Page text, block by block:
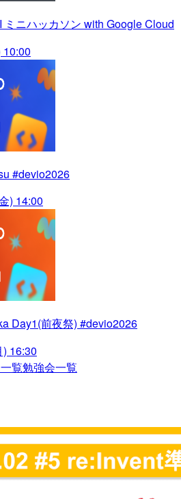
ミニハッカソン with Google Cloud
#devio2026
) 14:00
Day1(前夜祭) #devio2026
16:30
覧勉強会一覧